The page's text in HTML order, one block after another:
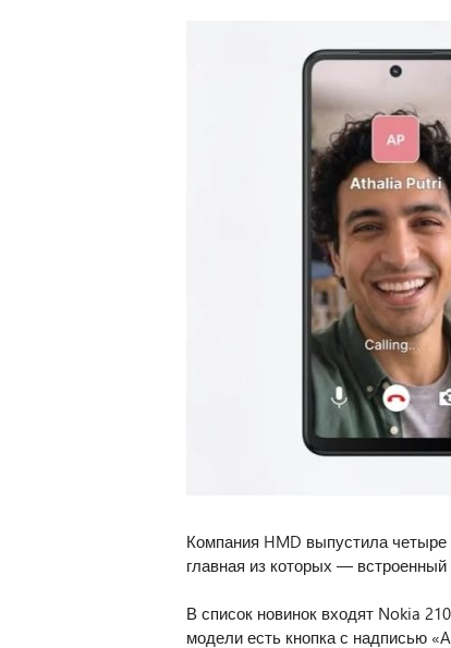
Компания HMD выпустила
главная из которых —
В список новинок входят Nokia
модели есть кнопка с надписью